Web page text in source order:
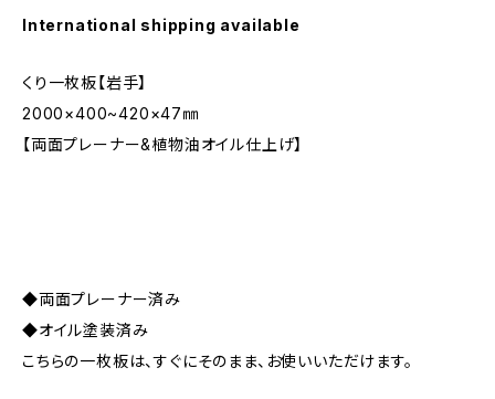
International shipping available
くり一枚板【岩手】
2000×400~420×47㎜
【両面プレーナー&植物油オイル仕上げ】
◆両面プレーナー済み
◆オイル塗装済み
こちらの一枚板は、すぐにそのまま、お使いいただけます。